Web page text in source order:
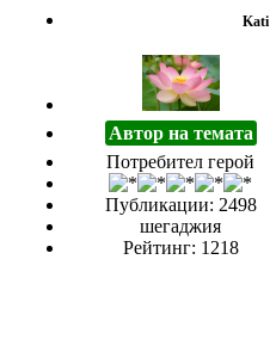
Kati
Автор на темата
Потребител герой
Публикации: 2498
шегаджия
Рейтинг: 1218